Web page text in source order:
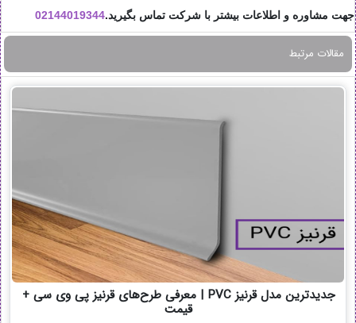
جهت مشاوره و اطلاعات بیشتر با شرکت تماس بگیرید.02144019344
مقالات مرتبط
جدیدترین مدل قرنیز PVC | معرفی طرح‌های قرنیز پی وی سی +
قیمت